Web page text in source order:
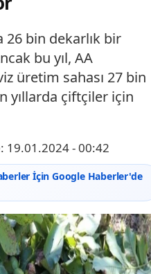
26 bin dekarlık bir
bu yıl, AA
üretim sahası 27 bin
yıllarda çiftçiler için
19.01.2024 - 00:42
İçin Google Haberler'de